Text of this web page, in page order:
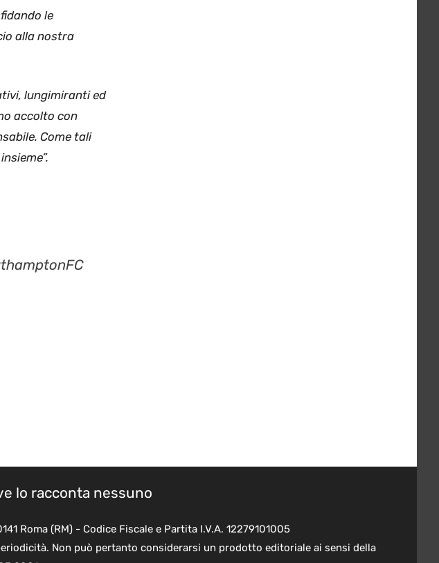
le
alla nostra
lungimiranti ed
accolto con
Come tali
Non può pertanto considerarsi un prodotto editoriale ai sensi della